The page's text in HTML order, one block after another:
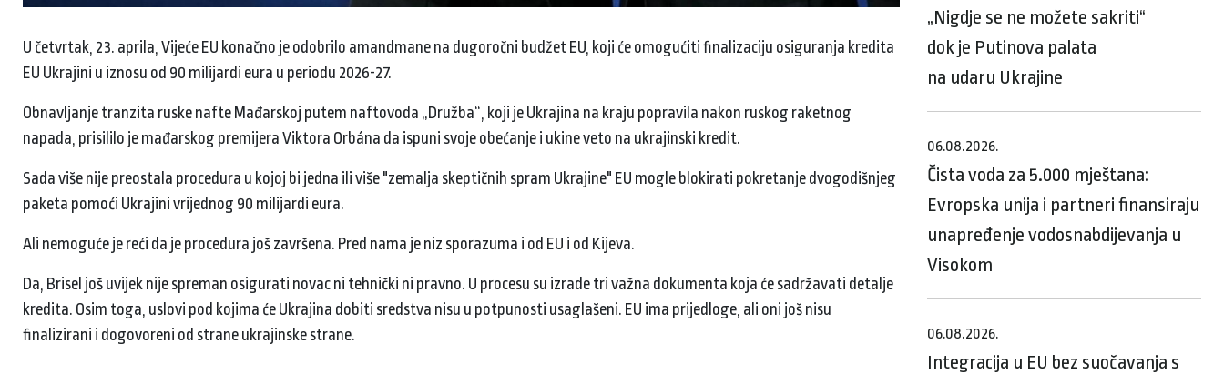
U četvrtak, 23. aprila, Vijeće EU konačno je odobrilo amandmane na dugoročni budžet EU, koji će omogućiti finalizaciju osiguranja kredita
EU Ukrajini u iznosu od 90 milijardi eura u periodu 2026-27.
Obnavljanje tranzita ruske nafte Mađarskoj putem naftovoda „Družba“, koji je Ukrajina na kraju popravila nakon ruskog raketnog
napada, prisililo je mađarskog premijera Viktora Orbána da ispuni svoje obećanje i ukine veto na ukrajinski kredit.
Sada više nije preostala procedura u kojoj bi jedna ili više "zemalja skeptičnih spram Ukrajine" EU mogle blokirati pokretanje dvogodišnjeg
paketa pomoći Ukrajini vrijednog 90 milijardi eura.
Ali nemoguće je reći da je procedura još završena. Pred nama je niz sporazuma i od EU i od Kijeva.
Da, Brisel još uvijek nije spreman osigurati novac ni tehnički ni pravno. U procesu su izrade tri važna dokumenta koja će sadržavati detalje
kredita. Osim toga, uslovi pod kojima će Ukrajina dobiti sredstva nisu u potpunosti usaglašeni. EU ima prijedloge, ali oni još nisu
finalizirani i dogovoreni od strane ukrajinske strane.
„Nigdje se ne možete sakriti“
dok je Putinova palata
na udaru Ukrajine
06.08.2026.
Čista voda za 5.000 mještana:
Evropska unija i partneri finansiraju
unapređenje vodosnabdijevanja u
Visokom
06.08.2026.
Integracija u EU bez suočavanja s